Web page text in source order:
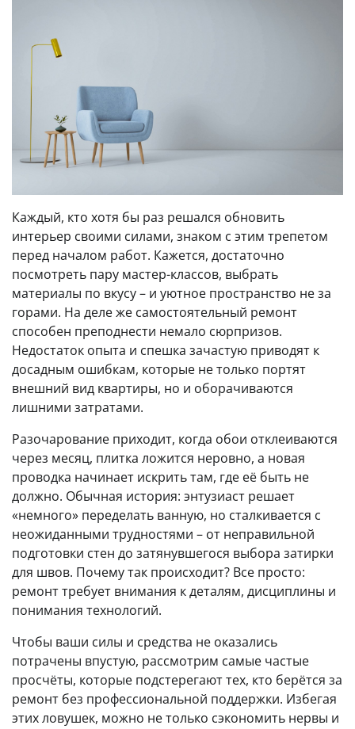
Каждый, кто хотя бы раз решался обновить
интерьер своими силами, знаком с этим трепетом
перед началом работ. Кажется, достаточно
посмотреть пару мастер-классов, выбрать
материалы по вкусу – и уютное пространство не за
горами. На деле же самостоятельный ремонт
способен преподнести немало сюрпризов.
Недостаток опыта и спешка зачастую приводят к
досадным ошибкам, которые не только портят
внешний вид квартиры, но и оборачиваются
лишними затратами.
Разочарование приходит, когда обои отклеиваются
через месяц, плитка ложится неровно, а новая
проводка начинает искрить там, где её быть не
должно. Обычная история: энтузиаст решает
«немного» переделать ванную, но сталкивается с
неожиданными трудностями – от неправильной
подготовки стен до затянувшегося выбора затирки
для швов. Почему так происходит? Все просто:
ремонт требует внимания к деталям, дисциплины и
понимания технологий.
Чтобы ваши силы и средства не оказались
потрачены впустую, рассмотрим самые частые
просчёты, которые подстерегают тех, кто берётся за
ремонт без профессиональной поддержки. Избегая
этих ловушек, можно не только сэкономить нервы и